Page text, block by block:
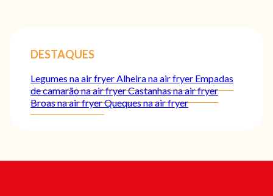
DESTAQUES
Legumes na air fryerAlheira na air fryer Empadas
de camarão na air fryerCastanhas na air fryer
Broas na air fryerQueques na air fryer